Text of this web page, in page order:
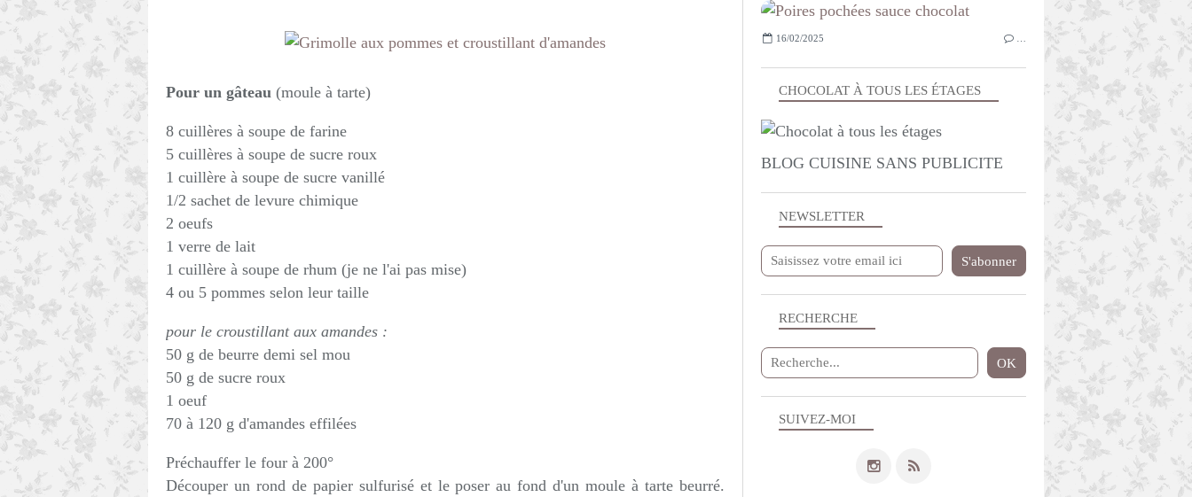
Pour un gâteau (moule à tarte)
8 cuillères à soupe de farine
5 cuillères à soupe de sucre roux
1 cuillère à soupe de sucre vanillé
1/2 sachet de levure chimique
2 oeufs
1 verre de lait
1 cuillère à soupe de rhum (je ne l'ai pas mise)
4 ou 5 pommes selon leur taille
pour le croustillant aux amandes :
50 g de beurre demi sel mou
50 g de sucre roux
1 oeuf
70 à 120 g d'amandes effilées
Préchauffer le four à 200°
Découper un rond de papier sulfurisé et le poser au fond d'un moule à tarte beurré.
NEWSLETTER
SUIVEZ-MOI
RECHERCHE
CHOCOLAT À TOUS LES ÉTAGES
BLOG CUISINE SANS PUBLICITE
16/02/2025